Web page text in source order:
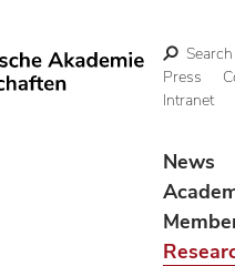
Search
Press
Intranet
News